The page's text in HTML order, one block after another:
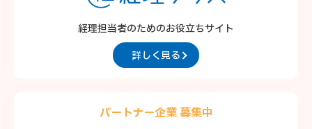
経理担当者のためのお役立ちサイト
詳しく見る
パートナー企業 募集中